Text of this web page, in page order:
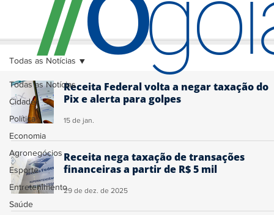
Todas as Notícias
Cidades
Política
Economia
Agronegócios
Esporte
Entretenimento
Saúde
Todas as Notícias
Receita Federal volta a negar taxação do
Pix e alerta para golpes
15 de jan.
Receita nega taxação de transações
financeiras a partir de R$ 5 mil
29 de dez. de 2025